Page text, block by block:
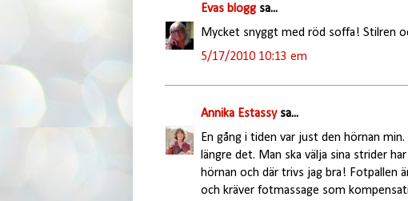
Evas bloggsa...
Mycket snyggt med röd soffa! Stilren
5/17/2010 10:13 em
Annika Estassysa...
En gång i tiden var just den hörnan
längre det. Man ska välja sina strider
hörnan och där trivs jag bra! Fotpallen
och kräver fotmassage som